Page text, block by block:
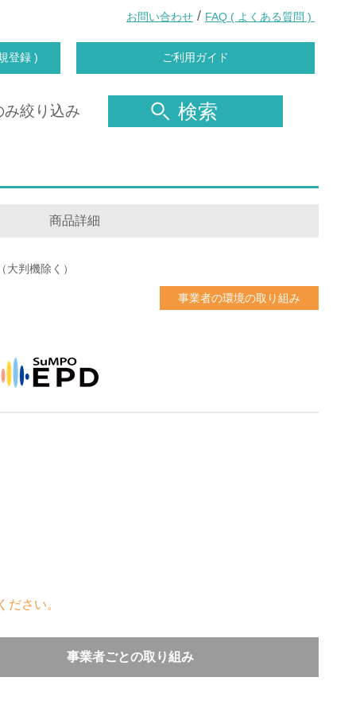
お問い合わせ / FAQ ( よくある質問 )
登録 ) ご利用ガイド
み絞り込み 検索
商品詳細
大判機除く）
事業者の環境の取り組み
さい。
事業者ごとの取り組み